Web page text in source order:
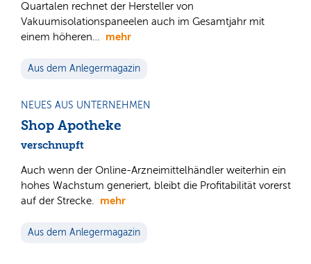
Quartalen rechnet der Hersteller von
Vakuumisolationspaneelen auch im Gesamtjahr mit
einem höheren… mehr
Aus dem Anlegermagazin
NEUES AUS UNTERNEHMEN
Shop Apotheke
verschnupft
Auch wenn der Online-Arzneimittelhändler weiterhin ein
hohes Wachstum generiert, bleibt die Profitabilität vorerst
auf der Strecke. mehr
Aus dem Anlegermagazin